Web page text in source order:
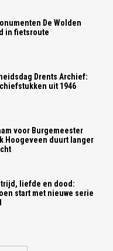
De Wolden
in fietsroute
Drents Archief:
uit 1946
voor Burgemeester
Hoogeveen duurt langer
liefde en dood:
start met nieuwe serie